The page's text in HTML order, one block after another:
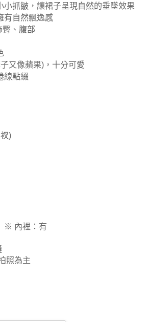
小抓皺，讓裙子呈現自然的垂墜效果
有自然飄逸感
臀、腹部
又像蘋果)，十分可愛
線點綴
)
※ 內裡：有
照為主